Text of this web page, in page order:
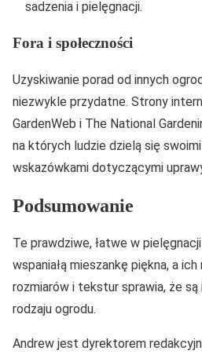
sadzenia i pielęgnacji.
Fora i społeczności
Uzyskiwanie porad od innych
niezwykle przydatne. Strony
GardenWeb i The National
na których ludzie dzielą się
wskazówkami dotyczącymi
Podsumowanie
Te prawdziwe, łatwe w
wspaniałą mieszankę piękna, a
rozmiarów i tekstur sprawia, że
rodzaju ogrodu.
Andrew jest dyrektorem